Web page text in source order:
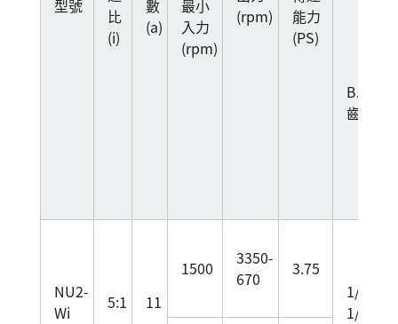
型號
比
(i)
數
(a)
最小
入力
(rpm)
(rpm)
能力
(PS)
B.1段
齒輪
NU2-
Wi
5:1 11
1500
3350-
670
3.75
1/2.14
1/3.53